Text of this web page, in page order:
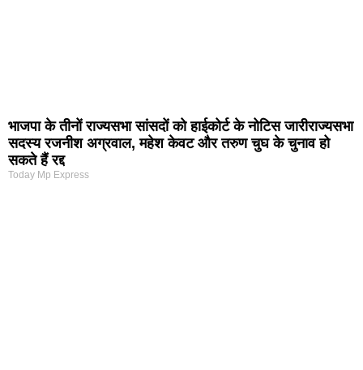
भाजपा के तीनों राज्यसभा सांसदों को हाईकोर्ट के नोटिस जारीराज्यसभा
सदस्य रजनीश अग्रवाल, महेश केवट और तरुण चुघ के चुनाव हो
सकते हैं रद्द
Today Mp Express